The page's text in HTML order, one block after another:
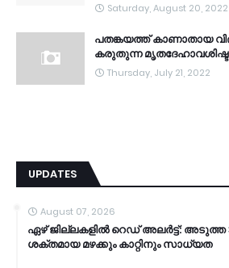
Saturday, August 20, 2022
പതങ്കയത്ത് കാണാതായ
കരുതുന്ന
Thursday, July 21, 2022
UPDATES
August 07, 2026
ഏഴ് ജില്ലകളില്‍ റെഡ് അലര്‍ട്ട്: അടുത്ത
ശക്തമായ മഴക്കും കാറ്റിനും സാധ്യത